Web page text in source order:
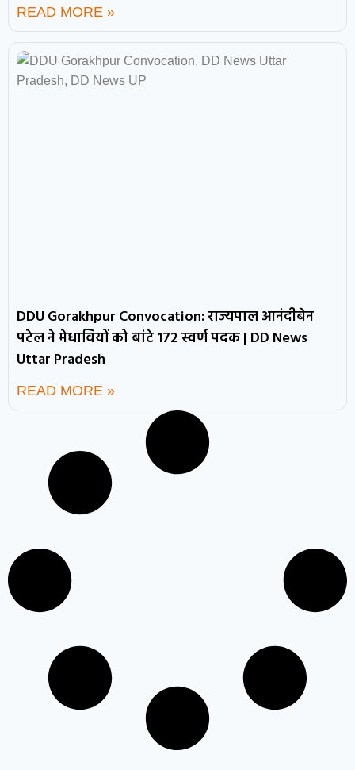
READ MORE »
DDU Gorakhpur Convocation: राज्यपाल आनंदीबेन
पटेल ने मेधावियों को बांटे 172 स्वर्ण पदक | DD News
Uttar Pradesh
READ MORE »